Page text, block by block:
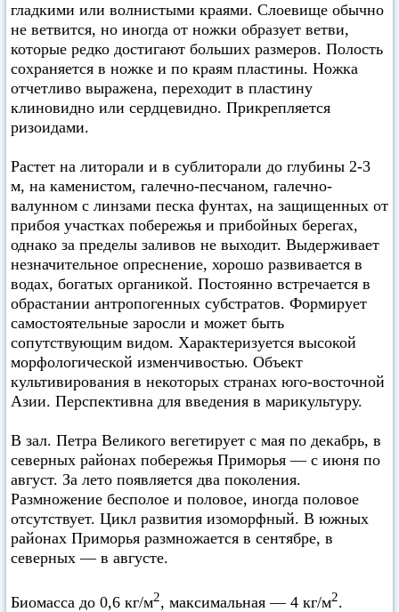
гладкими или волнистыми краями. Слоевище обычно
не ветвится, но иногда от ножки образует ветви,
которые редко достигают больших размеров. Полость
сохраняется в ножке и по краям пластины. Ножка
отчетливо выражена, переходит в пластину
клиновидно или сердцевидно. Прикрепляется
ризоидами.
Растет на литорали и в сублиторали до глубины 2-3
м, на каменистом, галечно-песчаном, галечно-
валунном с линзами песка фунтах, на защищенных от
прибоя участках побережья и прибойных берегах,
однако за пределы заливов не выходит. Выдерживает
незначительное опреснение, хорошо развивается в
водах, богатых органикой. Постоянно встречается в
обрастании антропогенных субстратов. Формирует
самостоятельные заросли и может быть
сопутствующим видом. Характеризуется высокой
морфологической изменчивостью. Объект
культивирования в некоторых странах юго-восточной
Азии. Перспективна для введения в марикультуру.
В зал. Петра Великого вегетирует с мая по декабрь, в
северных районах побережья Приморья — с июня по
август. За лето появляется два поколения.
Размножение бесполое и половое, иногда половое
отсутствует. Цикл развития изоморфный. В южных
районах Приморья размножается в сентябре, в
северных — в августе.
Биомасса до 0,6 кг/м2, максимальная — 4 кг/м2.